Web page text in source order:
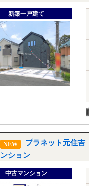
新築一戸建て
NEW
プラネット元住吉
ンション
中古マンション